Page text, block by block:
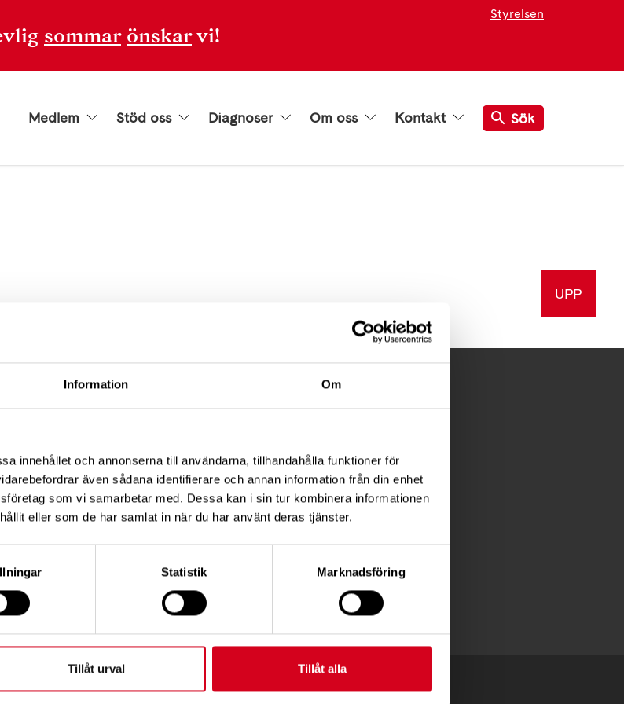
Information Om
innehållet och annonserna till användarna, tillhandahålla funktioner för
även sådana identifierare och annan information från din enhet
som vi samarbetar med. Dessa kan i sin tur kombinera informationen
eller som de har samlat in när du har använt deras tjänster.
Statistik Marknadsföring
Tillåt urval Tillåt alla
Styrelsen
sommar önskarvi!
Medlem Stöd oss Diagnoser Om oss Kontakt Sök
UPP
Ort
DIG